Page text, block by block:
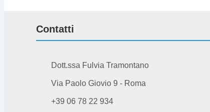
Contatti
Dott.ssa Fulvia Tramontano
Via Paolo Giovio 9 - Roma
+39 06 78 22 934